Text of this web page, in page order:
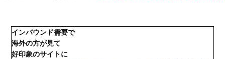
インバウンド需要で
海外の方が見て
好印象のサイトに